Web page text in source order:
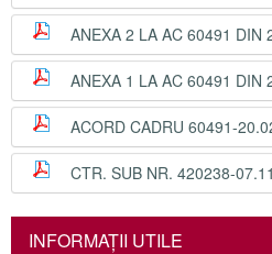
ANEXA 2 LA AC 60491 DIN
ANEXA 1 LA AC 60491 DIN
ACORD CADRU 60491-
CTR. SUB NR. 420238-
INFORMAŢII UTILE